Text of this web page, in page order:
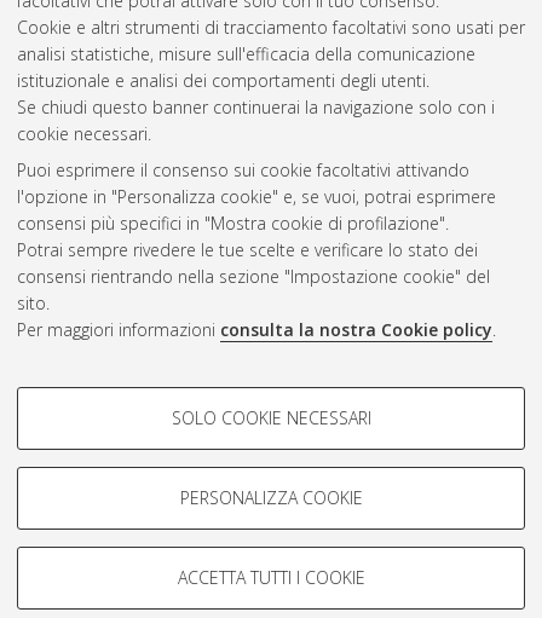
Cookie e altri strumenti di tracciamento facoltativi sono usati per
analisi statistiche, misure sull'efficacia della comunicazione
istituzionale e analisi dei comportamenti degli utenti.
Se chiudi questo banner continuerai la navigazione solo con i
cookie necessari.
Puoi esprimere il consenso sui cookie facoltativi attivando
l'opzione in "Personalizza cookie" e, se vuoi, potrai esprimere
consensi più specifici in "Mostra cookie di profilazione".
Potrai sempre rivedere le tue scelte e verificare lo stato dei
consensi rientrando nella sezione "Impostazione cookie" del
sito.
Per maggiori informazioni consulta la nostra Cookie policy.
COOKIE DI PROFILAZIONE -
Si tratta di cookie utilizzati per analizzare le caratteristiche della
navigazione degli utenti, creare profili in base al loro comportamento
Mostra cookie di profilazione
COOKIE TECNICI - NECESSARI
SOLO COOKIE NECESSARI
PERSONALIZZA COOKIE
ACCETTA TUTTI I COOKIE
Documento ad accesso riservato.
Questa lista e' stata generata ilSun Aug 9 15:56:57 2026
CEST
Atom
Rss 1.0
Rss 2.0
AMS Laurea
Impostazioni Cookie
Informativa sulla privacy
Condizioni d’uso del sito